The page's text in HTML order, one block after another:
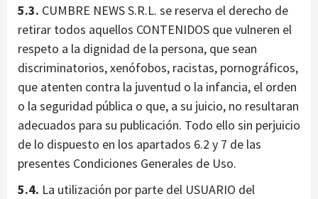
5.3. CUMBRE NEWS S.R.L. se reserva el derecho de
retirar todos aquellos CONTENIDOS que vulneren el
respeto a la dignidad de la persona, que sean
discriminatorios, xenófobos, racistas, pornográficos,
que atenten contra la juventud o la infancia, el orden
o la seguridad pública o que, a su juicio, no resultaran
adecuados para su publicación. Todo ello sin perjuicio
de lo dispuesto en los apartados 6.2 y 7 de las
presentes Condiciones Generales de Uso.
5.4. La utilización por parte del USUARIO del